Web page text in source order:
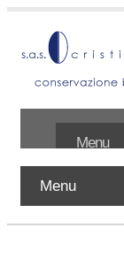
Menu
Menu